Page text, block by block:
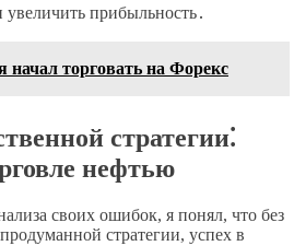
прибыльность․
начал торговать на Форекс
стратегии⁚
нефтью
своих ошибок, я понял, что без
стратегии, успех в